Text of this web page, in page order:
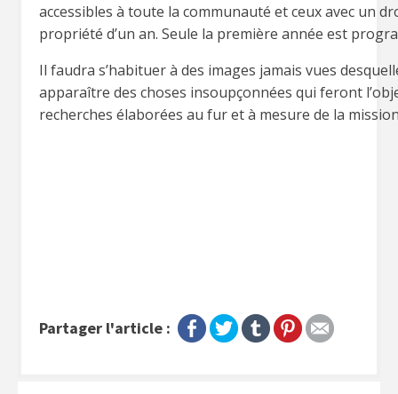
accessibles à toute la communauté et ceux avec un
propriété d’un an. Seule la première année est
Il faudra s’habituer à des images jamais vues
apparaître des choses insoupçonnées qui feront
recherches élaborées au fur et à mesure de la
Partager l'article :